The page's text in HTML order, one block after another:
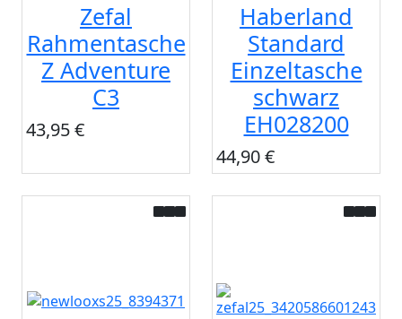
Zefal
Rahmentasche
Z Adventure
C3
43,95 €
Haberland
Standard
Einzeltasche
schwarz
EH028200
44,90 €